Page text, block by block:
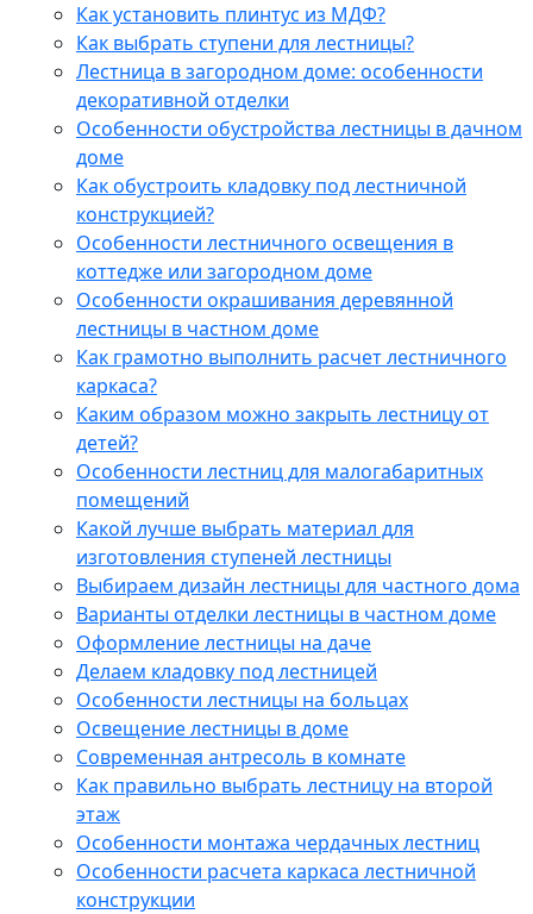
Как установить плинтус из МДФ?
Как выбрать ступени для лестницы?
Лестница в загородном доме: особенности
декоративной отделки
Особенности обустройства лестницы в дачном
доме
Как обустроить кладовку под лестничной
конструкцией?
Особенности лестничного освещения в
коттедже или загородном доме
Особенности окрашивания деревянной
лестницы в частном доме
Как грамотно выполнить расчет лестничного
каркаса?
Каким образом можно закрыть лестницу от
детей?
Особенности лестниц для малогабаритных
помещений
Какой лучше выбрать материал для
изготовления ступеней лестницы
Выбираем дизайн лестницы для частного дома
Варианты отделки лестницы в частном доме
Оформление лестницы на даче
Делаем кладовку под лестницей
Особенности лестницы на больцах
Освещение лестницы в доме
Современная антресоль в комнате
Как правильно выбрать лестницу на второй
этаж
Особенности монтажа чердачных лестниц
Особенности расчета каркаса лестничной
конструкции